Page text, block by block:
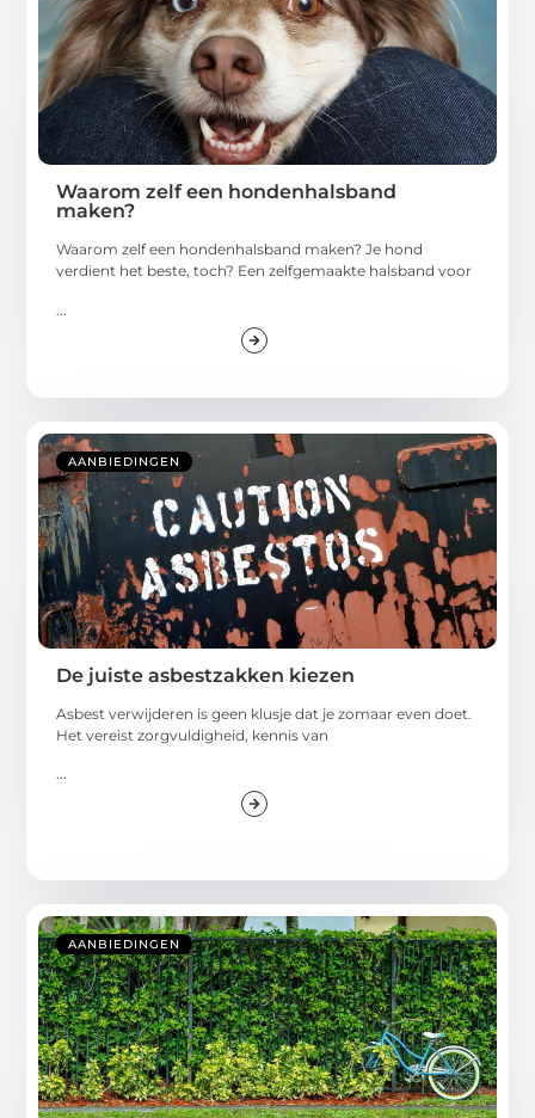
Waarom zelf een hondenhalsband
maken?
Waarom zelf een hondenhalsband maken? Je hond
verdient het beste, toch? Een zelfgemaakte halsband voor
AANBIEDINGEN
De juiste asbestzakken kiezen
Asbest verwijderen is geen klusje dat je zomaar even doet.
Het vereist zorgvuldigheid, kennis van
...
AANBIEDINGEN